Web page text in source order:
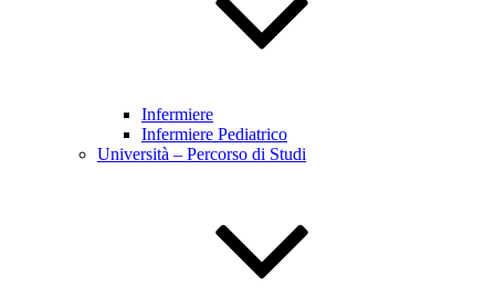
Infermiere
Infermiere Pediatrico
Università – Percorso di Studi